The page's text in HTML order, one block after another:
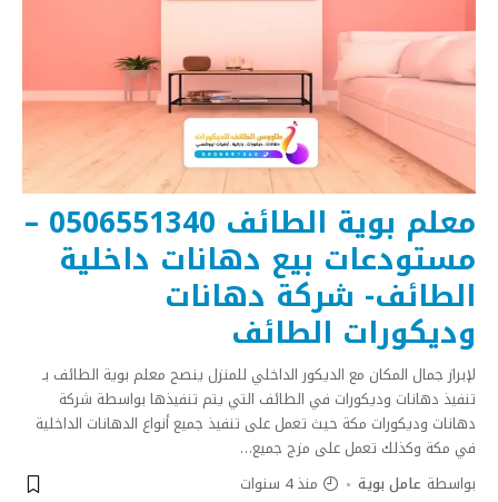
معلم بوية الطائف 0506551340 –
مستودعات بيع دهانات داخلية
الطائف- شركة دهانات
وديكورات الطائف
لإبراز جمال المكان مع الديكور الداخلي للمنزل ينصح معلم بوية الطائف بـ
تنفيذ دهانات وديكورات في الطائف التي يتم تنفيذها بواسطة شركة
دهانات وديكورات مكة حيث تعمل على تنفيذ جميع أنواع الدهانات الداخلية
في مكة وكذلك تعمل على مزج جميع…
بواسطة عامل بوية منذ 4 سنوات